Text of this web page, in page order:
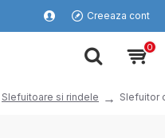
Creeaza cont
0
Slefuitoare si rindele Slefuitor